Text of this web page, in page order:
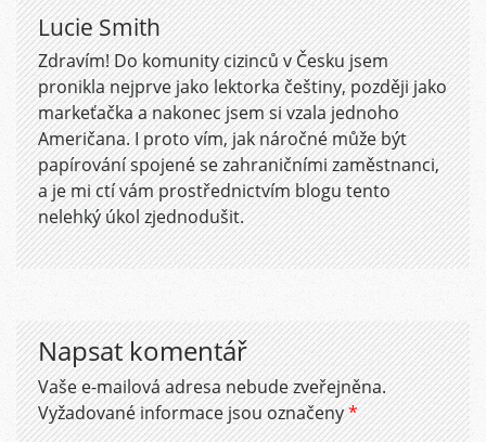
Lucie Smith
Zdravím! Do komunity cizinců v Česku jsem
pronikla nejprve jako lektorka češtiny, později jako
markeťačka a nakonec jsem si vzala jednoho
Američana. I proto vím, jak náročné může být
papírování spojené se zahraničními zaměstnanci,
a je mi ctí vám prostřednictvím blogu tento
nelehký úkol zjednodušit.
Napsat komentář
Vaše e-mailová adresa nebude zveřejněna.
Vyžadované informace jsou označeny*